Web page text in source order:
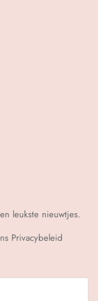
leukste nieuwtjes.
Privacybeleid